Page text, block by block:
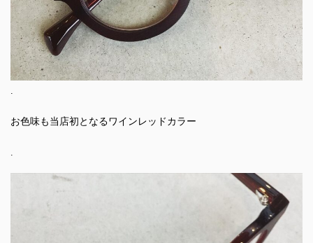
.
お色味も当店初となるワインレッドカラー
.